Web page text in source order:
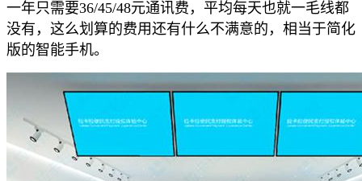
一年只需要36/45/48元通讯费，平均每天也就一毛线都
没有，这么划算的费用还有什么不满意的，相当于简化
版的智能手机。